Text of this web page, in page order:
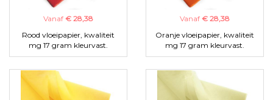
Vanaf € 28,38
Rood vloeipapier, kwaliteit
mg 17 gram kleurvast.
Vanaf € 28,38
Oranje vloeipapier, kwaliteit
mg 17 gram kleurvast.